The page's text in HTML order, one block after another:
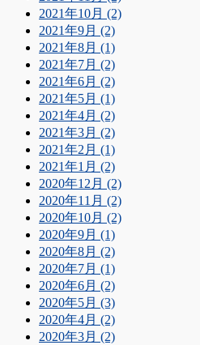
2021年10月 (2)
2021年9月 (2)
2021年8月 (1)
2021年7月 (2)
2021年6月 (2)
2021年5月 (1)
2021年4月 (2)
2021年3月 (2)
2021年2月 (1)
2021年1月 (2)
2020年12月 (2)
2020年11月 (2)
2020年10月 (2)
2020年9月 (1)
2020年8月 (2)
2020年7月 (1)
2020年6月 (2)
2020年5月 (3)
2020年4月 (2)
2020年3月 (2)